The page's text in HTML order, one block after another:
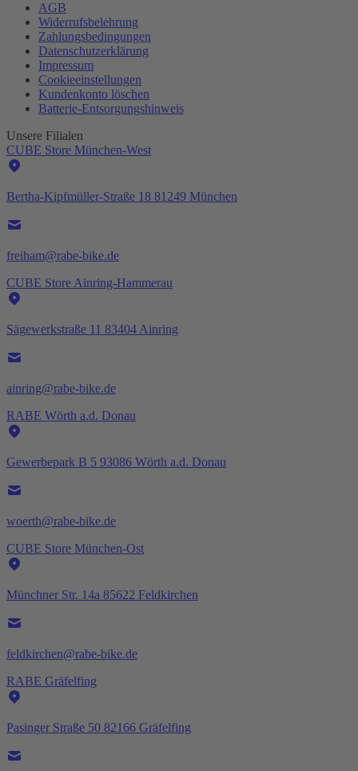
AGB
Widerrufsbelehrung
Zahlungsbedingungen
Datenschutzerklärung
Impressum
Cookieeinstellungen
Kundenkonto löschen
Batterie-Entsorgungshinweis
Unsere Filialen
CUBE Store München-West
Bertha-Kipfmüller-Straße 18 81249 München
freiham@rabe-bike.de
CUBE Store Ainring-Hammerau
Sägewerkstraße 11 83404 Ainring
ainring@rabe-bike.de
RABE Wörth a.d. Donau
Gewerbepark B 5 93086 Wörth a.d. Donau
woerth@rabe-bike.de
CUBE Store München-Ost
Münchner Str. 14a 85622 Feldkirchen
feldkirchen@rabe-bike.de
RABE Gräfelfing
Pasinger Straße 50 82166 Gräfelfing